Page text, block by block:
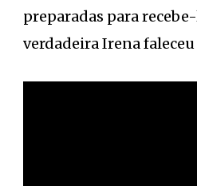
preparadas para
verdadeira Irena faleceu